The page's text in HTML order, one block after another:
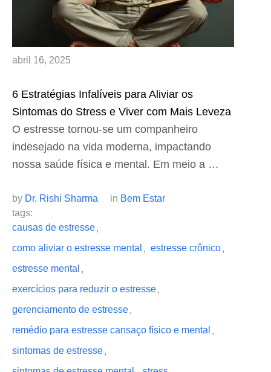
abril 16, 2025
6 Estratégias Infalíveis para Aliviar os
Sintomas do Stress e Viver com Mais Leveza
O estresse tornou-se um companheiro
indesejado na vida moderna, impactando
nossa saúde física e mental. Em meio a …
by Dr. Rishi Sharma in Bem Estar
tags:
causas de estresse,
como aliviar o estresse mental , estresse crônico,
estresse mental ,
exercícios para reduzir o estresse,
gerenciamento de estresse,
remédio para estresse cansaço físico e mental ,
sintomas de estresse,